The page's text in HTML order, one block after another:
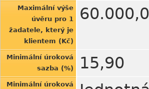
Maximální výše
úvěru pro 1
žadatele, který je
klientem (Kč)
Minimální úroková
sazba (%)
15,90
Minimální úroková